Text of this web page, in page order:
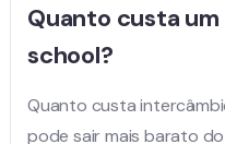
Quanto custa
school?
Quanto custa
pode sair mais barato